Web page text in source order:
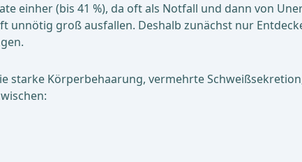
einher (bis 41 %), da oft als Notfall und dann von
groß ausfallen. Deshalb zunächst nur
starke Körperbehaarung, vermehrte